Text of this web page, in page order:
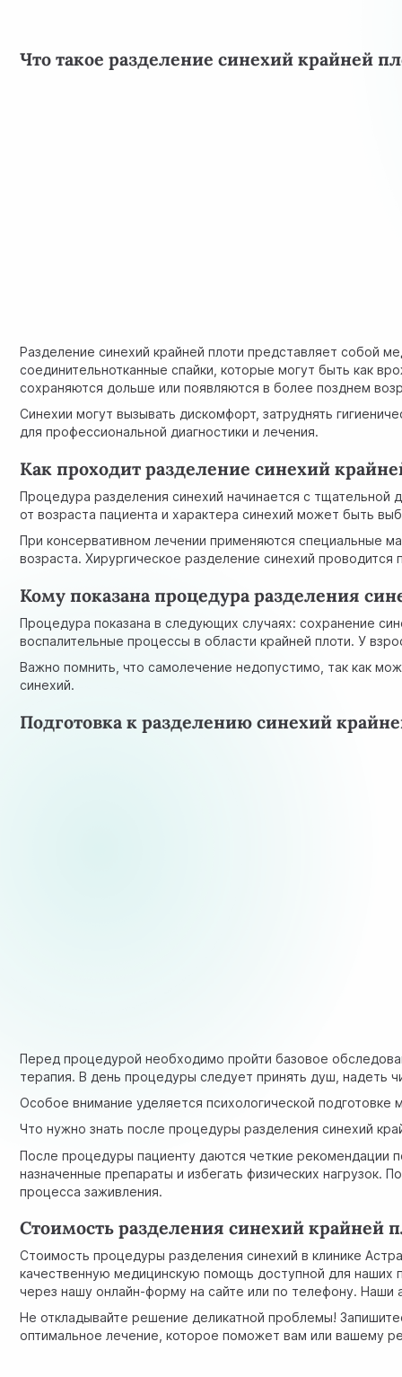
Что такое разделение синехий крайней
Разделение синехий крайней плоти представляет собой
соединительнотканные спайки, которые могут быть как
сохраняются дольше или появляются в более позднем
Синехии могут вызывать дискомфорт, затруднять
для профессиональной диагностики и лечения.
Как проходит разделение синехий
Процедура разделения синехий начинается с
от возраста пациента и характера синехий может быть
При консервативном лечении применяются специальные
возраста. Хирургическое разделение синехий
Кому показана процедура разделения
Процедура показана в следующих случаях: сохранение
воспалительные процессы в области крайней плоти. У
Важно помнить, что самолечение недопустимо, так как
синехий.
Подготовка к разделению синехий
Перед процедурой необходимо пройти базовое
терапия. В день процедуры следует принять душ, надеть
Особое внимание уделяется психологической
Что нужно знать после процедуры разделения синехий
После процедуры пациенту даются четкие рекомендации
назначенные препараты и избегать физических
процесса заживления.
Стоимость разделения синехий крайней
Стоимость процедуры разделения синехий в клинике
качественную медицинскую помощь доступной для наших
через нашу онлайн-форму на сайте или по телефону.
Не откладывайте решение деликатной проблемы!
оптимальное лечение, которое поможет вам или вашему